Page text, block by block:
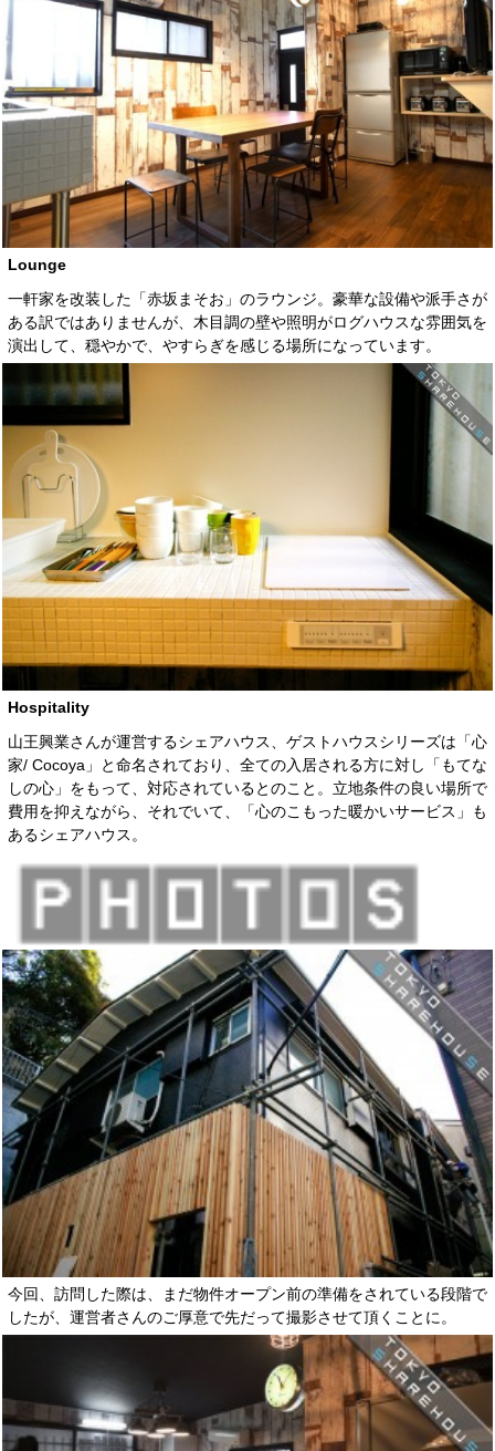
Lounge
一軒家を改装した「赤坂まそお」のラウンジ。豪華な設備や派手さが
ある訳ではありませんが、木目調の壁や照明がログハウスな雰囲気を
演出して、穏やかで、やすらぎを感じる場所になっています。
Hospitality
山王興業さんが運営するシェアハウス、ゲストハウスシリーズは「心
家/ Cocoya」と命名されており、全ての入居される方に対し「もてな
しの心」をもって、対応されているとのこと。立地条件の良い場所で
費用を抑えながら、それでいて、「心のこもった暖かいサービス」も
あるシェアハウス。
今回、訪問した際は、まだ物件オープン前の準備をされている段階で
したが、運営者さんのご厚意で先だって撮影させて頂くことに。